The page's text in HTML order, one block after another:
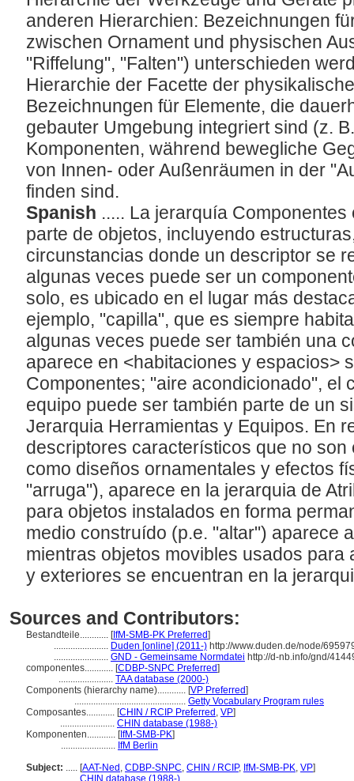
anderen Hierarchien: Bezeichnungen
zwischen Ornament und physischen
"Riffelung", "Falten") unterschieden
Hierarchie der Facette der
Bezeichnungen für Elemente, die
gebauter Umgebung integriert sind (z.
Komponenten, während bewegliche
von Innen- oder Außenräumen in der
finden sind.
Spanish ..... La jerarquía
parte de objetos, incluyendo
circunstancias donde un descriptor se
algunas veces puede ser un
solo, es ubicado en el lugar más
ejemplo, "capilla", que es siempre
algunas veces puede ser también una
aparece en <habitaciones y espacios>
Componentes; "aire acondicionado", el
equipo puede ser también parte de un
Jerarquia Herramientas y Equipos. En
descriptores característicos que no
como diseños ornamentales y efectos
"arruga"), aparece en la jerarquia de
para objetos instalados en forma
medio construído (p.e. "altar") aparece
mientras objetos movibles usados
y exteriores se encuentran en la
Sources and Contributors:
Bestandteile............ [IfM-SMB-PK Preferred]
....................... Duden [online] (2011-) http://www.duden.de/node/
....................... GND - Gemeinsame Normdatei http://d-nb.info/gnd/
componentes............ [CDBP-SNPC Preferred]
....................... TAA database (2000-)
Components (hierarchy name)............ [VP Preferred]
............................................... Getty Vocabulary Program rules
Composantes............ [CHIN / RCIP Preferred , VP]
....................... CHIN database (1988-)
Komponenten............ [IfM-SMB-PK]
....................... IfM Berlin
Subject: ..... [AAT-Ned , CDBP-SNPC, CHIN / RCIP, IfM-SMB-PK, VP]
CHIN database (1988-)